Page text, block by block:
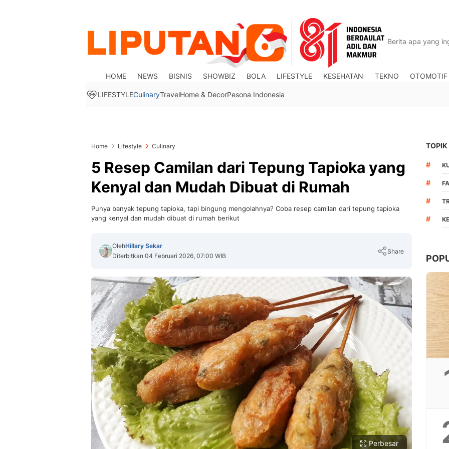
HOME NEWS BISNIS SHOWBIZ BOLA LIFESTYLE KESEHATAN TEKNO OTOMOTIF
LIFESTYLECulinaryTravelHome & DecorPesona Indonesia
Home Lifestyle Culinary
5 Resep Camilan dari Tepung Tapioka yang
Kenyal dan Mudah Dibuat di Rumah
Punya banyak tepung tapioka, tapi bingung mengolahnya? Coba resep camilan dari tepung tapioka
yang kenyal dan mudah dibuat di rumah berikut
OlehHillary Sekar
Diterbitkan 04 Februari 2026, 07:00 WIB
Share
Copy Link
Perbesar
TOPIK
#
#
#
#